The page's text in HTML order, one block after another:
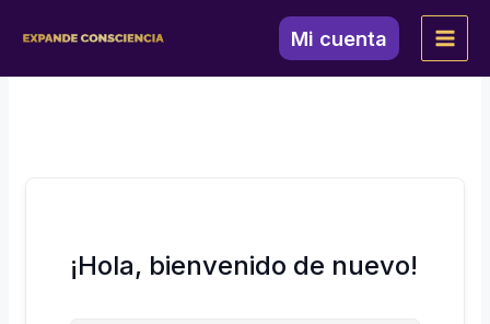
Mi cuenta
¡Hola, bienvenido de nuevo!